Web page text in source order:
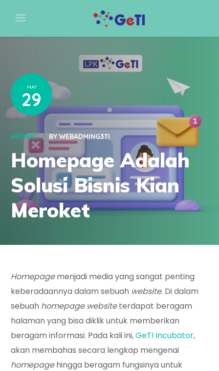
MAY
29
ARTIKEL BYWEBADMING3TI
Homepage Adalah
Solusi Bisnis Kian
Meroket
Homepagemenjadi media yang sangat penting
keberadaannya dalam sebuah website. Di dalam
sebuah homepage websiteterdapat beragam
halaman yang bisa diklik untuk memberikan
beragam informasi. Pada kali ini,GeTI Incubator,
akan membahas secara lengkap mengenai
homepagehingga beragam fungsinya untuk